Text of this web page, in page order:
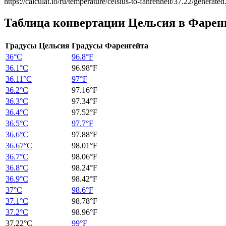
Таблица конвертации Цельсия в
Градусы Цельсия Градусы Фаренгейта
36°C
96.8°F
36.1°C
96.98°F
36.11°C
97°F
36.2°C
97.16°F
36.3°C
97.34°F
36.4°C
97.52°F
36.5°C
97.7°F
36.6°C
97.88°F
36.67°C
98.01°F
36.7°C
98.06°F
36.8°C
98.24°F
36.9°C
98.42°F
37°C
98.6°F
37.1°C
98.78°F
37.2°C
98.96°F
37.22°C
99°F